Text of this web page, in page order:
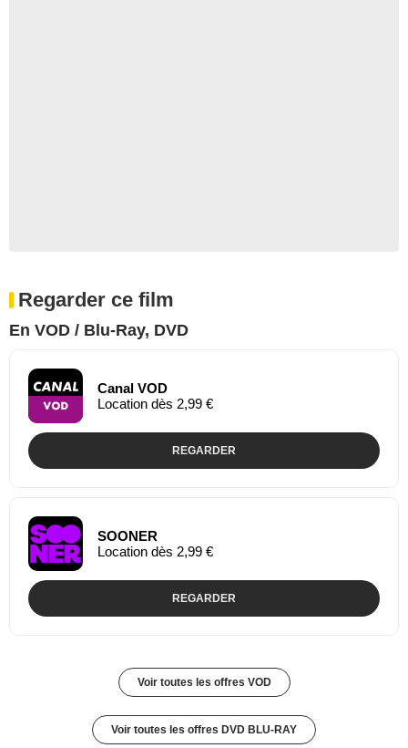
Regarder ce film
En VOD / Blu-Ray, DVD
Canal VOD
Location dès 2,99 €
REGARDER
SOONER
Location dès 2,99 €
REGARDER
Voir toutes les offres VOD
Voir toutes les offres DVD BLU-RAY